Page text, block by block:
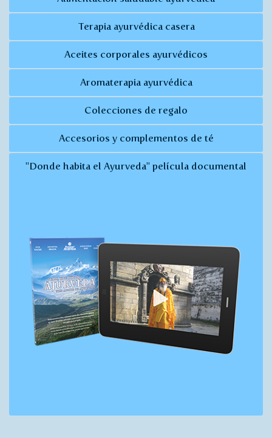
Terapia ayurvédica casera
Aceites corporales ayurvédicos
Aromaterapia ayurvédica
Colecciones de regalo
Accesorios y complementos de té
"Donde habita el Ayurveda" película documental